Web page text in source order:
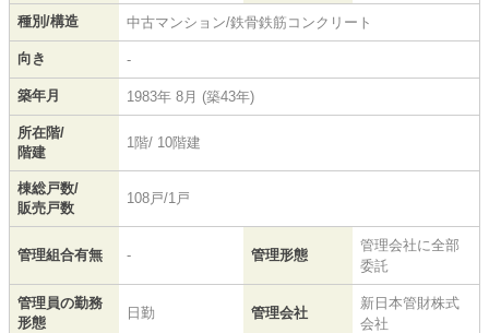
種別/構造 中古マンション/鉄骨鉄筋コンクリート
向き -
築年月 1983年 8月 (築43年)
所在階/
階建
1階/ 10階建
棟総戸数/
販売戸数
108戸/1戸
管理組合有無 - 管理形態
管理会社に全部
委託
管理員の勤務
形態
日勤 管理会社
新日本管財株式
会社